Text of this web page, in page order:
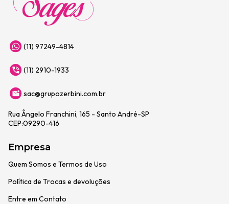
(11) 97249-4814
(11) 2910-1933
sac@grupozerbini.com.br
Rua Ângelo Franchini, 165 - Santo André-SP
CEP:09290-416
Empresa
Quem Somos e Termos de Uso
Política de Trocas e devoluções
Entre em Contato